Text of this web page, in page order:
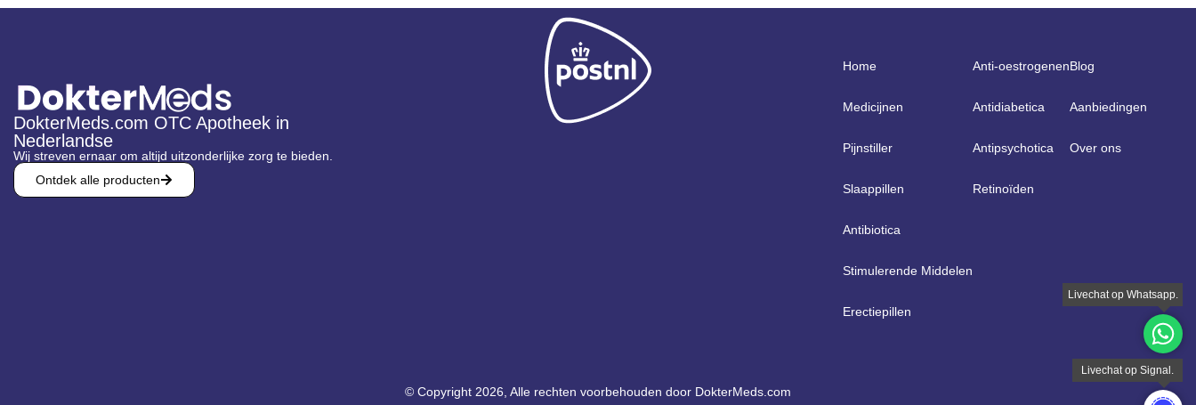
DokterMeds.com OTC Apotheek in
Nederlandse
Wij streven ernaar om altijd uitzonderlijke zorg te bieden.
Ontdek alle producten
Home
Medicijnen
Pijnstiller
Slaappillen
Antibiotica
Stimulerende Middelen
Erectiepillen
Anti-oestrogenen
Antidiabetica
Antipsychotica
Retinoïden
Blog
Aanbiedingen
Over ons
© Copyright 2026, Alle rechten voorbehouden door DokterMeds.com